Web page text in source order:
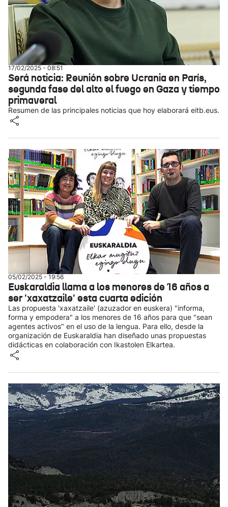
17/02/2025 - 08:51
Será noticia: Reunión sobre Ucrania en París,
segunda fase del alto el fuego en Gaza y tiempo
primaveral
Resumen de las principales noticias que hoy elaborará eitb.eus.
05/02/2025 - 19:56
Euskaraldia llama a los menores de 16 años a
ser 'xaxatzaile' esta cuarta edición
Las propuesta 'xaxatzaile' (azuzador en euskera) "informa,
forma y empodera" a los menores de 16 años para que "sean
agentes activos" en el uso de la lengua. Para ello, desde la
organización de Euskaraldia han diseñado unas propuestas
didácticas en colaboración con Ikastolen Elkartea.